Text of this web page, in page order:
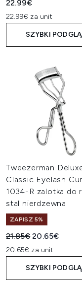
22.99€
22.99€ za unit
SZYBKI
Tweezerman
Classic Eyelash
1034-R zalotka do
stal nierdzewna
ZAPISZ 5%
Sugerowana cena
21.85€Aktualna
20.65€
20.65€ za unit
SZYBKI